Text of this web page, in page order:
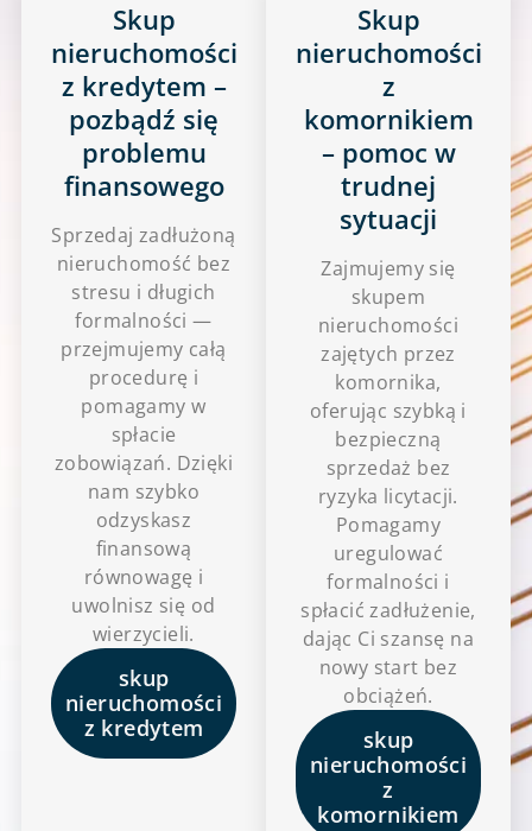
Skup
nieruchomości
z kredytem –
pozbądź się
problemu
finansowego
Sprzedaj zadłużoną
nieruchomość bez
stresu i długich
formalności —
przejmujemy całą
procedurę i
pomagamy w
spłacie
zobowiązań. Dzięki
nam szybko
odzyskasz
finansową
równowagę i
uwolnisz się od
wierzycieli.
skup
nieruchomości
z kredytem
Skup
nieruchomości
z
komornikiem
– pomoc w
trudnej
sytuacji
Zajmujemy się
skupem
nieruchomości
zajętych przez
komornika,
oferując szybką i
bezpieczną
sprzedaż bez
ryzyka licytacji.
Pomagamy
uregulować
formalności i
spłacić zadłużenie,
dając Ci szansę na
nowy start bez
obciążeń.
skup
nieruchomości
z
komornikiem